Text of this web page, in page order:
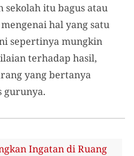
itu bagus atau
hal yang satu
sepertinya mungkin
terhadap hasil,
yang bertanya
gurunya.
Ingatan di Ruang